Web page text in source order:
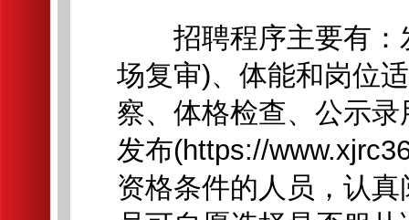
招聘程序主要有：
场复审)、体能和岗位
察、体格检查、公示
发布(https://
资格条件的人员，认